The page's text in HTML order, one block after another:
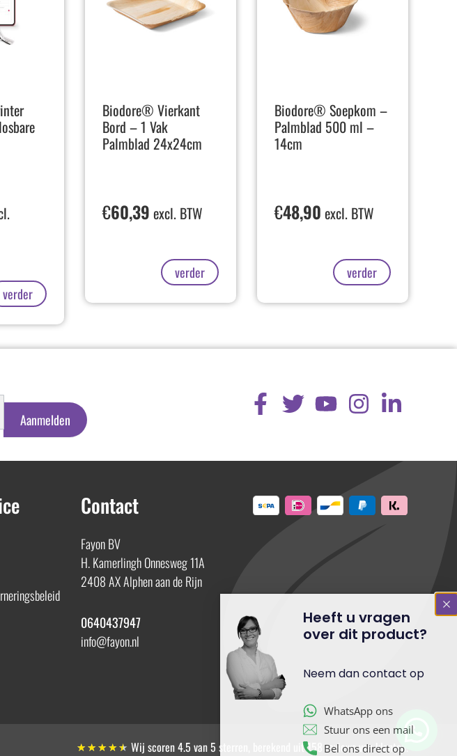
verder
Biodore® Vierkant
Bord – 1 Vak
Palmblad 24x24cm
€60,39 excl. BTW
verder
Biodore® Soepkom –
Palmblad 500 ml –
14cm
€48,90 excl. BTW
verder
Aanmelden
Contact
Fayon BV
H. Kamerlingh Onnesweg 11A
2408 AX Alphen aan de Rijn
0640437947
info@fayon.nl
★ ★ ★ ★ ★ Wij scoren 4.5 van 5 sterren, berekend uit 158 reviews van klanten.
Heeft u vragen
over dit product?
Stuur ons een mail
Bel ons direct op